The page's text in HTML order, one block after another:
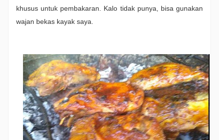
khusus untuk pembakaran. Kalo tidak punya, bisa gunakan
wajan bekas kayak saya.